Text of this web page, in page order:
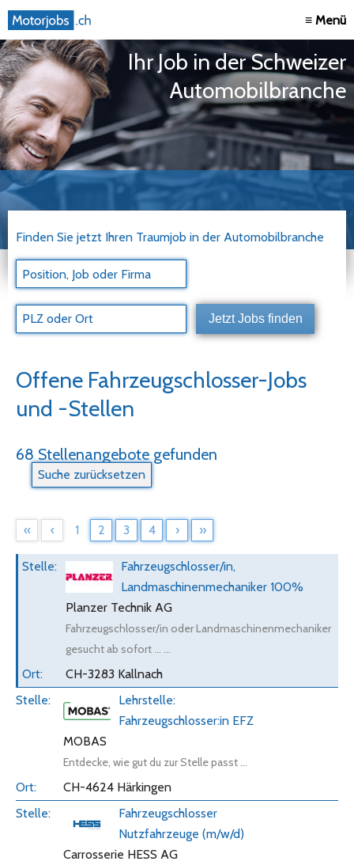
≡ Menü
Ihr Job in der Schweizer
Automobilbranche
Finden Sie jetzt Ihren Traumjob in der Automobilbranche
Offene Fahrzeugschlosser-Jobs
und -Stellen
68 Stellenangebote gefunden
« ‹ 1 2 3 4 › »
Fahrzeugschlosser/in,
Landmaschinenmechaniker 100%
Planzer Technik AG
Fahrzeugschlosser/in oder Landmaschinenmechaniker
gesucht ab sofort ... ...
CH-3283 Kallnach
Lehrstelle:
Fahrzeugschlosser:in EFZ
MOBAS
Entdecke, wie gut du zur Stelle passt ...
CH-4624 Härkingen
Fahrzeugschlosser
Nutzfahrzeuge (m/w/d)
Carrosserie HESS AG